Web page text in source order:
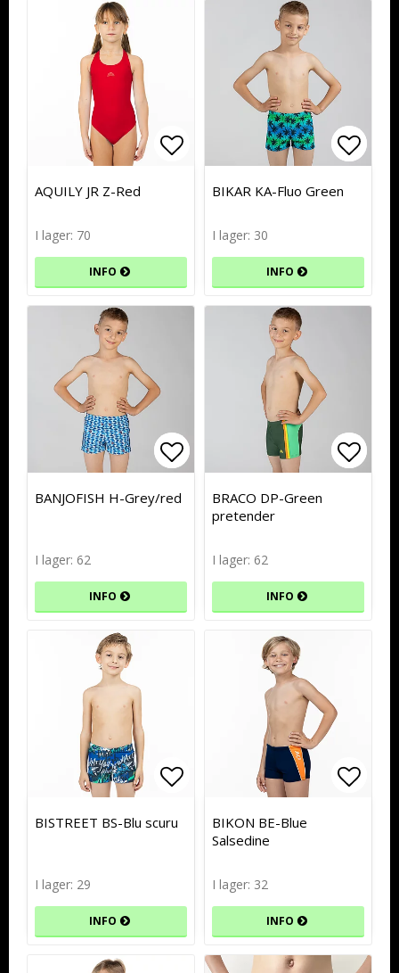
Lägg till i favoritlistan
Lägg till i favoritlistan
AQUILY JR Z-Red
I lager: 70
INFO
BIKAR KA-Fluo Green
I lager: 30
INFO
Lägg till i favoritlistan
Lägg till i favoritlistan
BANJOFISH H-Grey/red
I lager: 62
INFO
BRACO DP-Green
pretender
I lager: 62
INFO
Lägg till i favoritlistan
Lägg till i favoritlistan
BISTREET BS-Blu scuru
I lager: 29
INFO
BIKON BE-Blue
Salsedine
I lager: 32
INFO